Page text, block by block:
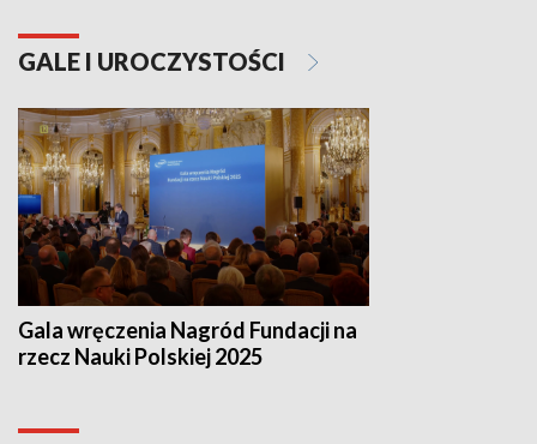
GALE I UROCZYSTOŚCI
Gala wręczenia Nagród Fundacji na
rzecz Nauki Polskiej 2025